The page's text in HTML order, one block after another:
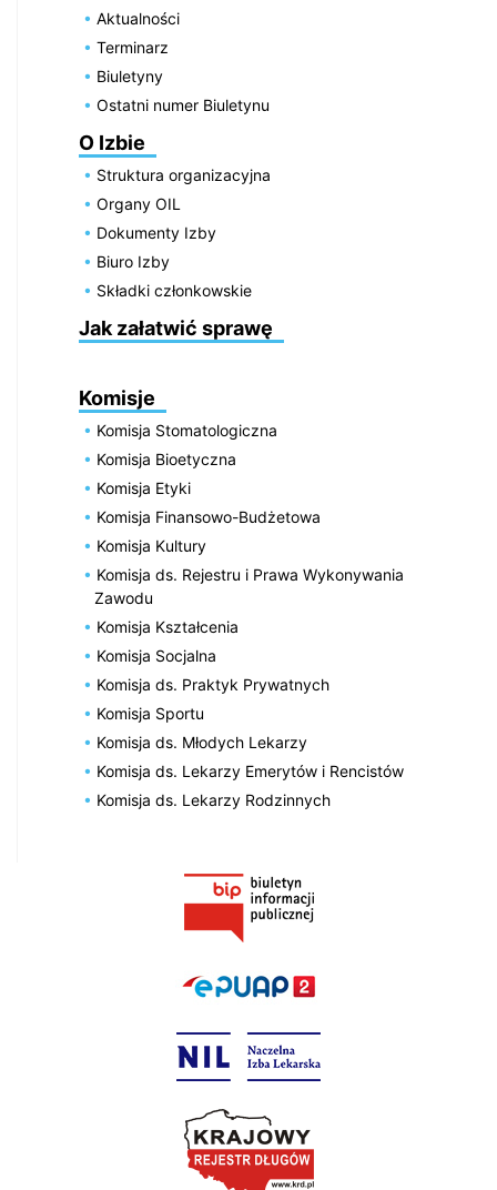
Aktualności
Terminarz
Biuletyny
Ostatni numer Biuletynu
O Izbie
Struktura organizacyjna
Organy OIL
Dokumenty Izby
Biuro Izby
Składki członkowskie
Jak załatwić sprawę
Komisje
Komisja Stomatologiczna
Komisja Bioetyczna
Komisja Etyki
Komisja Finansowo-Budżetowa
Komisja Kultury
Komisja ds. Rejestru i Prawa Wykonywania
Zawodu
Komisja Kształcenia
Komisja Socjalna
Komisja ds. Praktyk Prywatnych
Komisja Sportu
Komisja ds. Młodych Lekarzy
Komisja ds. Lekarzy Emerytów i Rencistów
Komisja ds. Lekarzy Rodzinnych